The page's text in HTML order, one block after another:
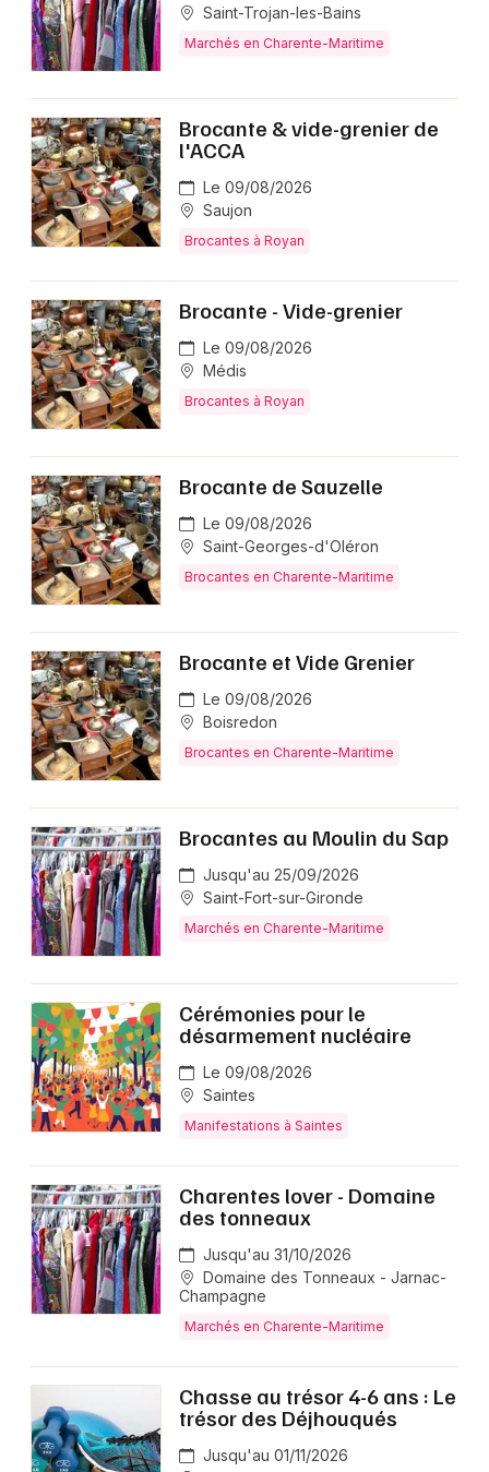
Saint-Trojan-les-Bains
Marchés en Charente-Maritime
Brocante & vide-grenier de
l'ACCA
Le 09/08/2026
Saujon
Brocantes à Royan
Brocante - Vide-grenier
Le 09/08/2026
Médis
Brocantes à Royan
Brocante de Sauzelle
Le 09/08/2026
Saint-Georges-d'Oléron
Brocantes en Charente-Maritime
Brocante et Vide Grenier
Le 09/08/2026
Boisredon
Brocantes en Charente-Maritime
Brocantes au Moulin du Sap
Jusqu'au 25/09/2026
Saint-Fort-sur-Gironde
Marchés en Charente-Maritime
Cérémonies pour le
désarmement nucléaire
Le 09/08/2026
Saintes
Manifestations à Saintes
Charentes lover - Domaine
des tonneaux
Jusqu'au 31/10/2026
Domaine des Tonneaux - Jarnac-
Champagne
Marchés en Charente-Maritime
Chasse au trésor 4-6 ans : Le
trésor des Déjhouqués
Jusqu'au 01/11/2026